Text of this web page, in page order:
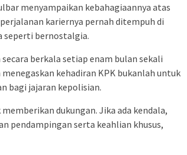
menyampaikan kebahagiaannya atas
kariernya pernah ditempuh di
seperti bernostalgia.
berkala setiap enam bulan sekali
kehadiran KPK bukanlah untuk
bagi jajaran kepolisian.
dukungan. Jika ada kendala,
pendampingan serta keahlian khusus,